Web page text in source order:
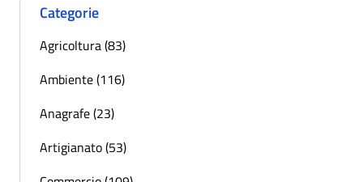
Categorie
Agricoltura (83)
Ambiente (116)
Anagrafe (23)
Artigianato (53)